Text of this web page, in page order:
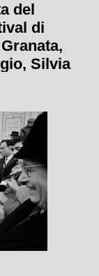
del
di
Silvia